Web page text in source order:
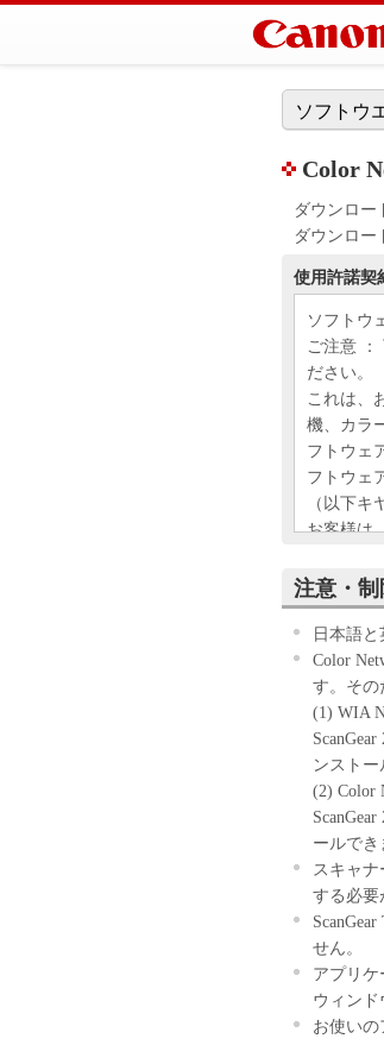
ソフトウ
Color
ダウンロー
ダウンロー
使用許諾契
ソフトウ
ご注意 ：
ださい。
これは、
機、カラ
フトウェ
フトウェ
（以下キ
お客様は
す。
お客様が
きません
１．許諾
(1) キヤ
ン製品」
下「指定
において
すること
しくは実
お客様に
て接続
ソフトウ
に本契約
負うこと
(2) お客
ップとし
(3) 上記
注意・
日本語と
Color
す。その
(1) WIA
ンストー
(2) Color
ールでき
スキャ
する必要
せん。
アプリケ
ウィンド
お使い